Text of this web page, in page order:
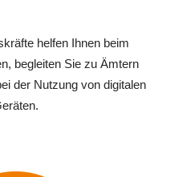
helfen Ihnen beim
begleiten Sie zu Ämtern
der Nutzung von digitalen